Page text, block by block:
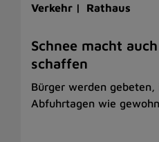
Verkehr | Rathaus
Schnee macht
schaffen
Bürger werden gebeten,
Abfuhrtagen wie